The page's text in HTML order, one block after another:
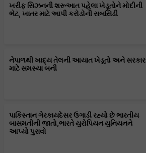
ખરીફ સિઝનની શરૂઆત પહેલા ખેડૂતોને મોદીની
ભેટ, ખાતર માટે આપી કરોડોની સબસિડી
નેપાળથી ખાદ્ય તેલની આયાત ખેડૂતો અને સરકાર
માટે સમસ્યા બની
પાકિસ્તાન ગેરકાયદેસર ઉગાડી રહ્યો છે ભારતીય
બાસમતીની જાતો,ભારતે યુરોપિયન યુનિયનને
આપ્યો પુરાવો